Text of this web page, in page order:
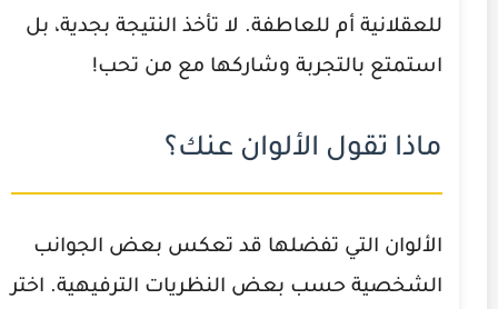
للعقلانية أم للعاطفة. لا تأخذ النتيجة بجدية، بل
استمتع بالتجربة وشاركها مع من تحب!
ماذا تقول الألوان عنك؟
الألوان التي تفضلها قد تعكس بعض الجوانب
الشخصية حسب بعض النظريات الترفيهية. اختر